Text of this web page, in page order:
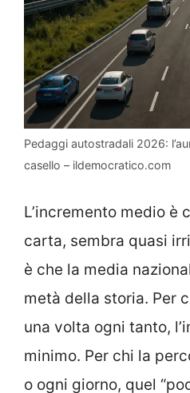
Pedaggi autostradali 2026:
casello – ildemocratico.com
L’incremento medio è
carta, sembra quasi
è che la media
metà della storia. Per
una volta ogni tanto,
minimo. Per chi la
o ogni giorno, quel